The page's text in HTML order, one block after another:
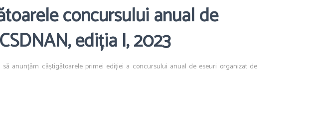
concursului anual de
ediția I, 2023
să anunțăm câștigătoarele primei ediției a concursului anual de eseuri organizat de